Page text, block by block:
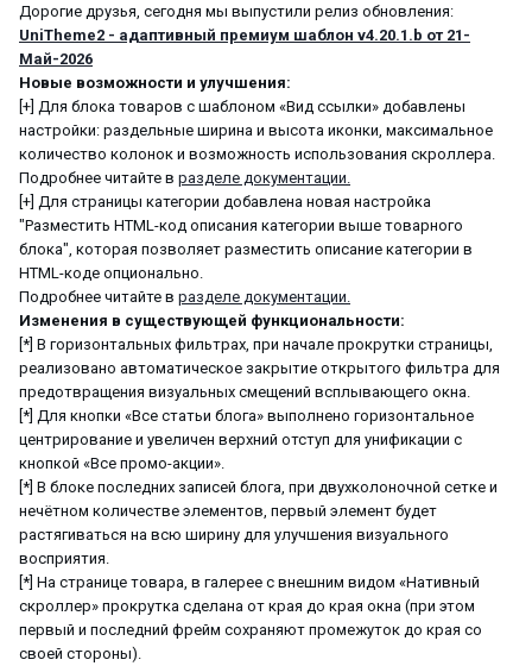
Дорогие друзья, сегодня мы выпустили релиз обновления:
UniTheme2 - адаптивный премиум шаблон v4.20.1.b от 21-
Май-2026
Новые возможности и улучшения:
[+] Для блока товаров с шаблоном «Вид ссылки» добавлены
настройки: раздельные ширина и высота иконки, максимальное
количество колонок и возможность использования скроллера.
Подробнее читайте в разделе документации.
[+] Для страницы категории добавлена новая настройка
"Разместить HTML-код описания категории выше товарного
блока", которая позволяет разместить описание категории в
HTML-коде опционально.
Подробнее читайте в разделе документации.
Изменения в существующей функциональности:
[*] В горизонтальных фильтрах, при начале прокрутки страницы,
реализовано автоматическое закрытие открытого фильтра для
предотвращения визуальных смещений всплывающего окна.
[*] Для кнопки «Все статьи блога» выполнено горизонтальное
центрирование и увеличен верхний отступ для унификации с
кнопкой «Все промо-акции».
[*] В блоке последних записей блога, при двухколоночной сетке и
нечётном количестве элементов, первый элемент будет
растягиваться на всю ширину для улучшения визуального
восприятия.
[*] На странице товара, в галерее с внешним видом «Нативный
скроллер» прокрутка сделана от края до края окна (при этом
первый и последний фрейм сохраняют промежуток до края со
своей стороны).